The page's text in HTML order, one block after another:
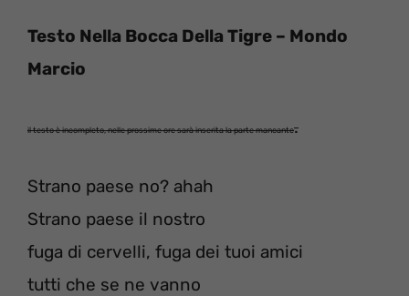
Testo Nella Bocca Della Tigre – Mondo
Marcio
il testo è incompleto, nelle prossime ore sarà inserita la parte mancante.
Strano paese no? ahah
Strano paese il nostro
fuga di cervelli, fuga dei tuoi amici
tutti che se ne vanno